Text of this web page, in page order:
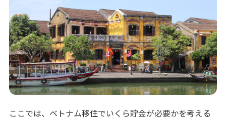
ここでは、ベトナム移住でいくら貯金が必要かを考える